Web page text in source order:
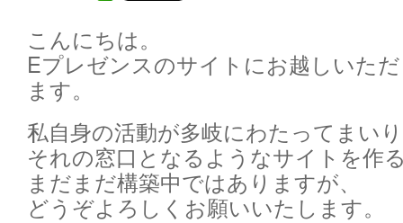
こんにちは。
Eプレゼンスのサイトにお越しいた
ます。
私自身の活動が多岐にわたってまい
それの窓口となるようなサイトを作
まだまだ構築中ではありますが、
どうぞよろしくお願いいたします。